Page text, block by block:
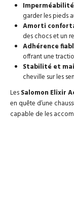
garder les pieds
Amorti
des chocs et un
Adhérence
offrant une
Stabilité et
cheville sur les
LesSalomon Elixir
en quête d’une
capable de les